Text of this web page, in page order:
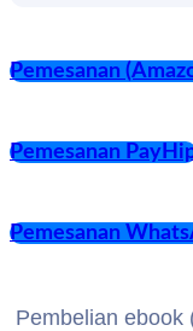
Pemesanan
Pemesanan
Pemesanan
Pembelian ebook